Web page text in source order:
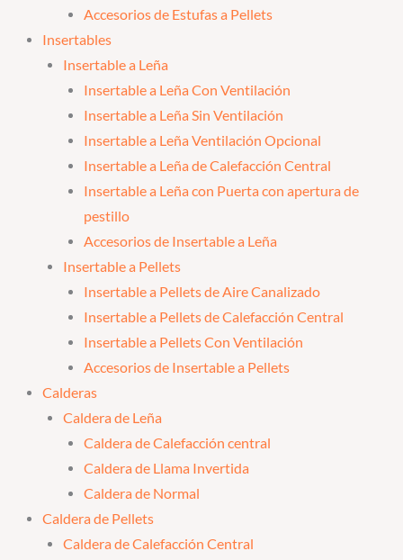
Accesorios de Estufas a Pellets
Insertables
Insertable a Leña
Insertable a Leña Con Ventilación
Insertable a Leña Sin Ventilación
Insertable a Leña Ventilación Opcional
Insertable a Leña de Calefacción Central
Insertable a Leña con Puerta con apertura de
pestillo
Accesorios de Insertable a Leña
Insertable a Pellets
Insertable a Pellets de Aire Canalizado
Insertable a Pellets de Calefacción Central
Insertable a Pellets Con Ventilación
Accesorios de Insertable a Pellets
Calderas
Caldera de Leña
Caldera de Calefacción central
Caldera de Llama Invertida
Caldera de Normal
Caldera de Pellets
Caldera de Calefacción Central